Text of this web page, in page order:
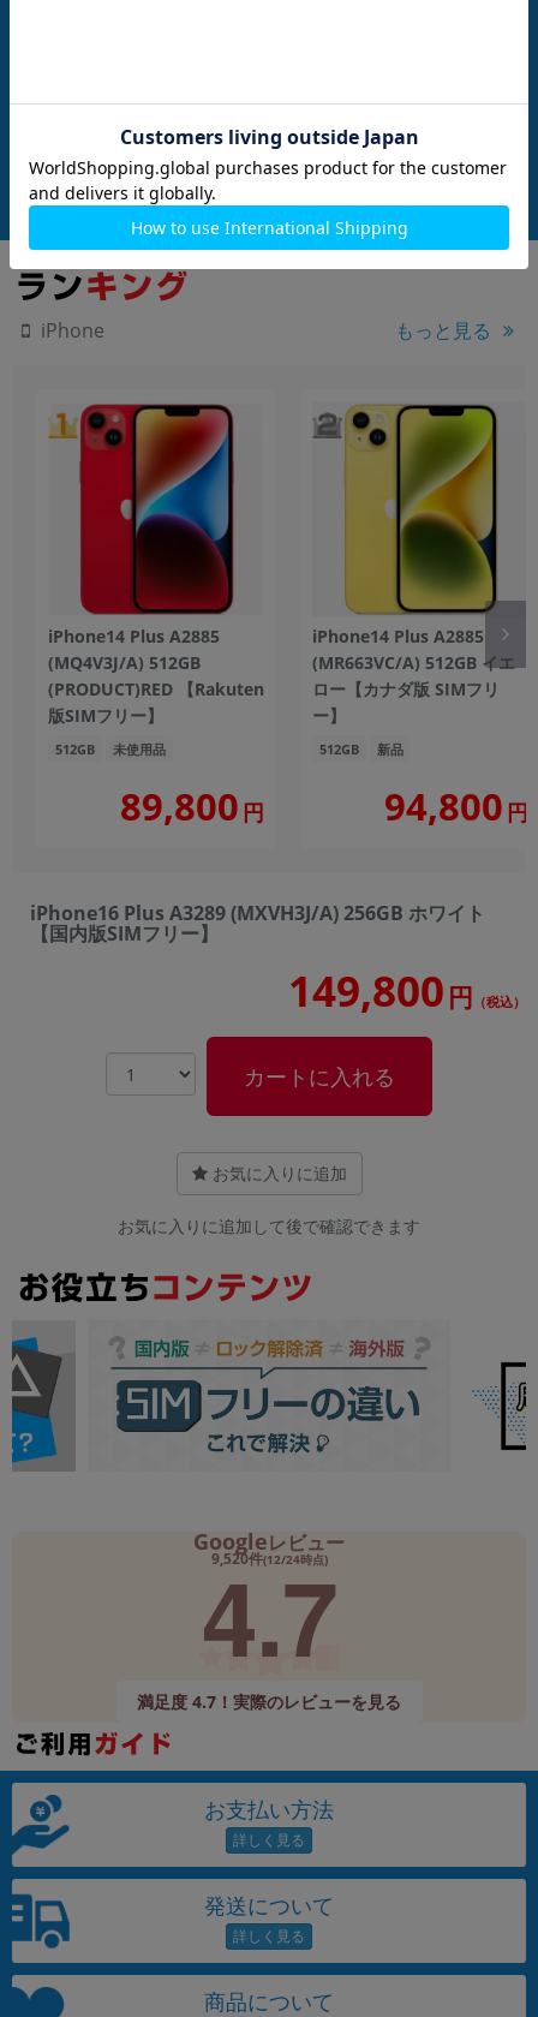
149,800 (税込)
発売日：2024/09
付属品: 箱/USB-C充電ケーブル(1m)/SIMカードツール
在庫数：3
中古Aランク 132,800 (税込)
在庫数：2
中古Bランク
iPhone もっと見る
iPhone14 Plus A2885
(MQ4V3J/A) 512GB
(PRODUCT)RED 【Rakuten
版SIMフリー】
512GB 未使用品
89,800 円
iPhone14 Plus A2885
(MR663VC/A) 512GB イエ
ロー【カナダ版 SIMフリ
ー】
512GB 新品
94,800 円
iPhone16 Plus A3289 (MXVH3J/A) 256GB ホワイト
【国内版SIMフリー】
149,800 円 （税込）
カートに入れる
お気に入りに追加
お気に入りに追加して後で確認できます
Googleレビュー
9,520件(12/24時点)
4.7
満足度 4.7！実際のレビューを見る
お支払い方法
発送について
商品について